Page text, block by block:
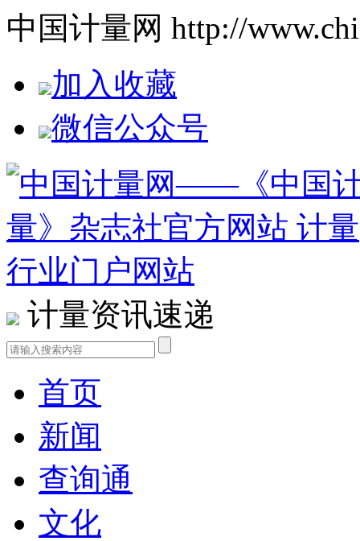
中国计量网 http://
加入收藏
微信公众号
计量资讯速递
首页
新闻
查询通
文化